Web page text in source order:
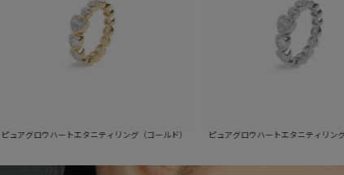
トエタニティリング（ゴールド） ピュアグロウハートエタニティリング（シルバー）